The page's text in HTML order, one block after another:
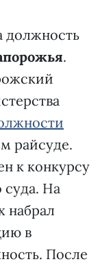
должность
.
райсуде.
к конкурсу
суда. На
набрал
в
После